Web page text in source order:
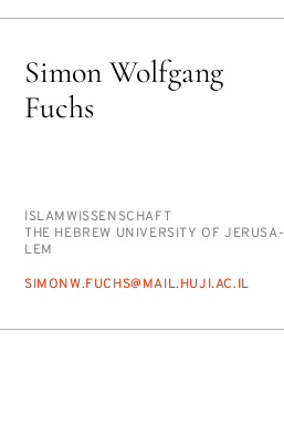
Simon Wolfgang
Fuchs
PERSON_RESEARCH_SUBJECT
IS­LAM­WIS­SEN­SCHAFT
INSTITUTION
THE HE­BREW UNI­VER­SI­TY OF JE­RU­SA­
LEM
E-
SI­MONW.FUCHS@MAIL.HU­JI.AC.IL